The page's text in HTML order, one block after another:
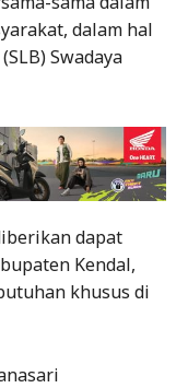
dalam hal
Swadaya
dapat
Kendal,
khusus di